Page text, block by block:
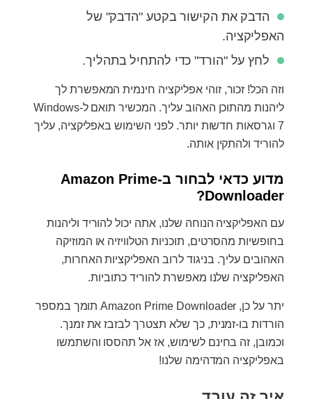
הדבק את הקישור בקטע "הדבק" של
האפליקציה.
לחץ על "הורד" כדי להתחיל בתהליך.
וזה הכל! זכור, זוהי אפליקציה חינמית המאפשרת לך
ליהנות מהתוכן האהוב עליך. המכשיר תואם ל-Windows
7 וגרסאות חדשות יותר. לפני השימוש באפליקציה, עליך
להוריד ולהתקין אותה.
מדוע כדאי לבחור ב-Amazon Prime
Downloader?
עם האפליקציה הנוחה שלנו, אתה יכול להוריד וליהנות
בחופשיות מהסרטים, תוכניות הטלוויזיה או המוזיקה
האהובים עליך. בניגוד לרוב האפליקציות האחרות,
האפליקציה שלנו מאפשרת להוריד כתוביות.
יתר על כן, Amazon Prime Downloader תומך במספר
הורדות בו-זמנית, כך שלא תצטרך לבזבז את זמנך.
וכמובן, זה בחינם לשימוש, אז אל תהססו והשתמשו
באפליקציה המדהימה שלנו!